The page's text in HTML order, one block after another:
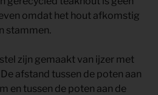
omdat het hout afkomstig
stammen.
zijn gemaakt van ijzer met
afstand tussen de poten aan
en tussen de poten aan de